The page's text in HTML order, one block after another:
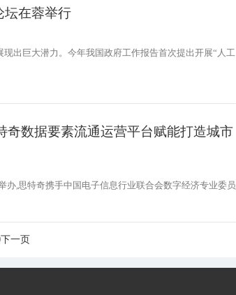
坛在蓉举行
出巨大潜力。今年我国政府工作报告首次提出开展“人工
数据要素流通运营平台赋能打造城市
办,思特奇携手中国电子信息行业联合会数字经济专业委员
下一页